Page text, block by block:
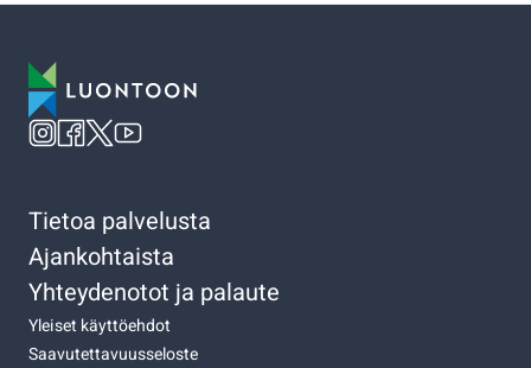
Tietoa palvelusta
Ajankohtaista
Yhteydenotot ja palaute
Yleiset käyttöehdot
Saavutettavuusseloste